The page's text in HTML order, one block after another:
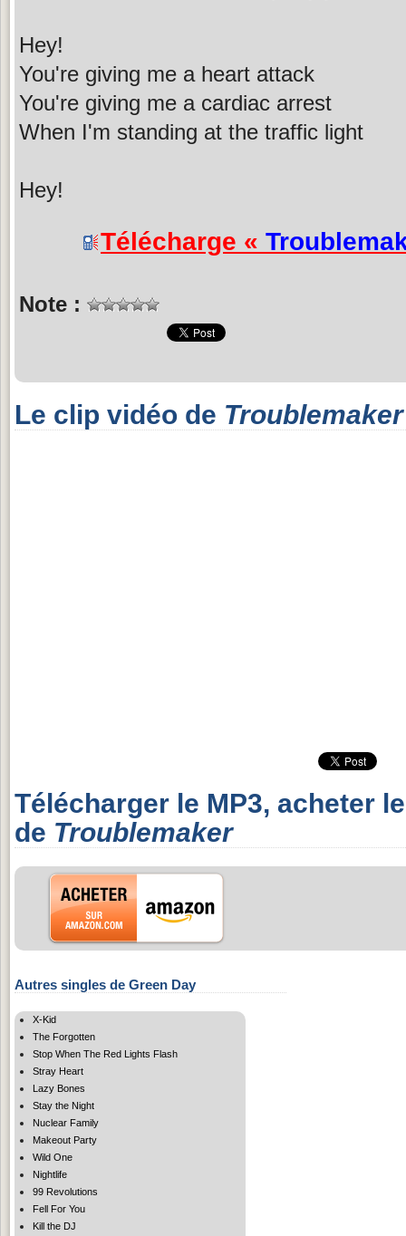
Hey!
You're giving me a heart attack
You're giving me a cardiac arrest
When I'm standing at the traffic light
Hey!
Télécharge «
Note :
Le clip vidéo de Troublemaker
Télécharger le MP3, acheter
de Troublemaker
Autres singles de Green Day
X-Kid
The Forgotten
Stop When The Red Lights Flash
Stray Heart
Lazy Bones
Stay the Night
Nuclear Family
Makeout Party
Wild One
Nightlife
99 Revolutions
Fell For You
Kill the DJ